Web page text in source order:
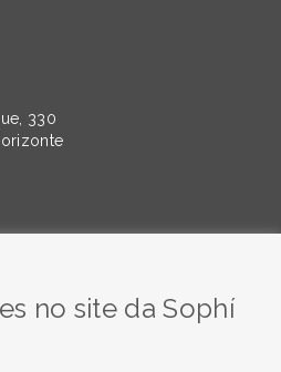
330
no site da Sophí